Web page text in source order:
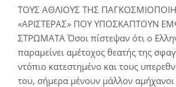
ΤΟΥΣ ΑΘΛΙΟΥΣ ΤΗΣ
«ΑΡΙΣΤΕΡΑΣ» ΠΟΥ ΥΠΟΣΚΑΠΤΟΥΝ
ΣΤΡΩΜΑΤΑ Όσοι πίστεψαν ότι ο
παραμείνει αμέτοχος θεατής της
ντόπιο κατεστημένο και τους
του, σήμερα μένουν μάλλον